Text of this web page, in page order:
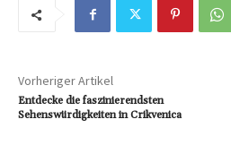
Vorheriger Artikel
Entdecke die faszinierendsten
Sehenswürdigkeiten in Crikvenica